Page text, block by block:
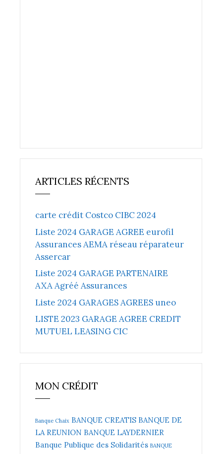
ARTICLES RÉCENTS
carte crédit Costco CIBC 2024
Liste 2024 GARAGE AGREE eurofil
Assurances AEMA réseau réparateur
Assercar
Liste 2024 GARAGE PARTENAIRE
AXA Agréé Assurances
Liste 2024 GARAGES AGREES uneo
LISTE 2023 GARAGE AGREE CREDIT
MUTUEL LEASING CIC
MON CRÉDIT
Banque Chaix BANQUE CREATIS BANQUE DE
LA REUNION BANQUE LAYDERNIER
Banque Publique des Solidarités BANQUE